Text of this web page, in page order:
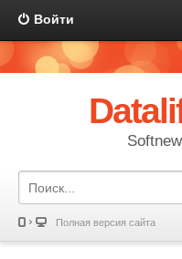
Войти
Полная версия сайта